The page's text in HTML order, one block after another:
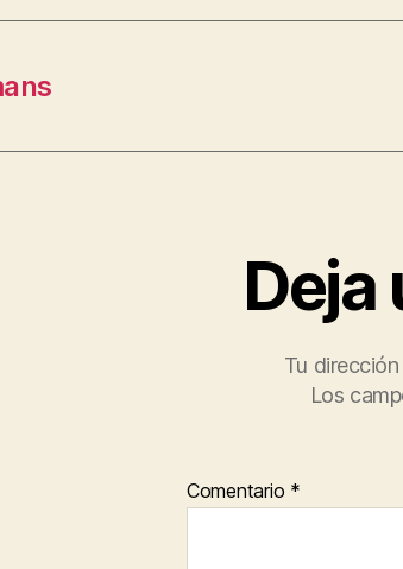
Deja
Tu
Los
Comentario *